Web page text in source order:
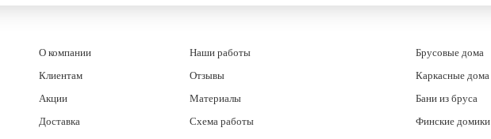
О компании
Клиентам
Акции
Доставка
Наши работы
Отзывы
Материалы
Схема работы
Брусовые дома
Каркасные дома
Бани из бруса
Финские домики